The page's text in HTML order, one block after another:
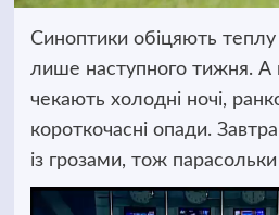
Синоптики обіцяють теплу
лише наступного тижня. А
чекають холодні ночі,
короткочасні опади.
із грозами, тож
Відеопрогравач